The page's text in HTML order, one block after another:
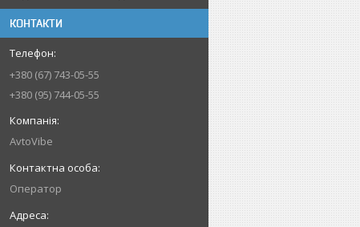
КОНТАКТИ
+380 (67) 743-05-55
+380 (95) 744-05-55
AvtoVibe
Оператор